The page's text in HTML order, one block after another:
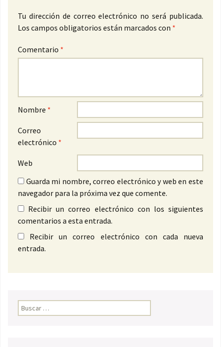
Tu dirección de correo electrónico no será publicada.
Los campos obligatorios están marcados con *
Comentario *
Nombre *
Correo
electrónico *
Web
Guarda mi nombre, correo electrónico y web en este
navegador para la próxima vez que comente.
Recibir un correo electrónico con los siguientes
comentarios a esta entrada.
Recibir un correo electrónico con cada nueva
entrada.
Buscar: